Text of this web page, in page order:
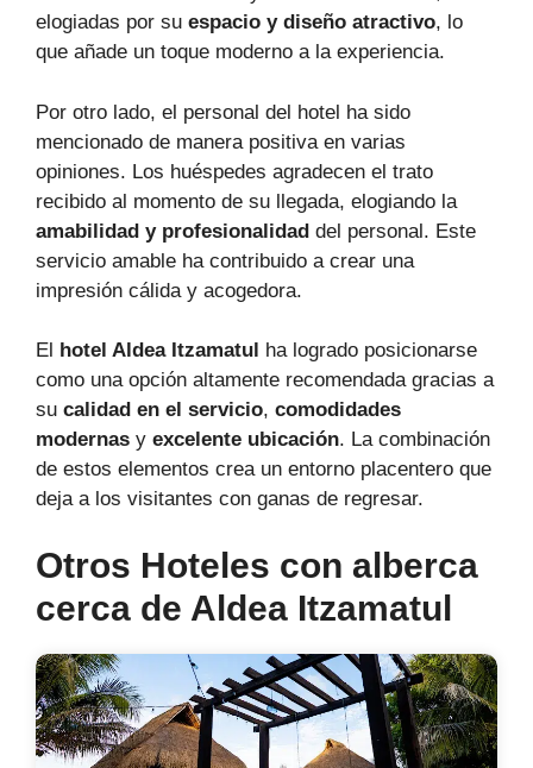
elogiadas por su espacio y diseño atractivo, lo
que añade un toque moderno a la experiencia.
Por otro lado, el personal del hotel ha sido
mencionado de manera positiva en varias
opiniones. Los huéspedes agradecen el trato
recibido al momento de su llegada, elogiando la
amabilidad y profesionalidad del personal. Este
servicio amable ha contribuido a crear una
impresión cálida y acogedora.
El hotel Aldea Itzamatul ha logrado posicionarse
como una opción altamente recomendada gracias a
su calidad en el servicio, comodidades
modernas y excelente ubicación. La combinación
de estos elementos crea un entorno placentero que
deja a los visitantes con ganas de regresar.
Otros Hoteles con alberca
cerca de Aldea Itzamatul